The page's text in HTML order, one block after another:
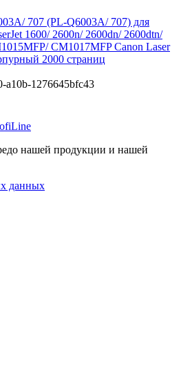
707 (PL-Q6003A/ 707) для
1600/ 2600n/ 2600dn/ 2600dtn/
CM1017MFP Canon Laser
2000 страниц
a10b-1276645bfc43
нашей продукции и нашей
данных